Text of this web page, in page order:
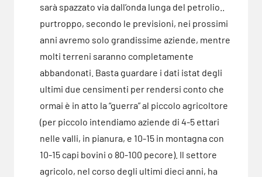
sarà spazzato via dall’onda lunga del petrolio..
purtroppo, secondo le previsioni, nei prossimi
anni avremo solo grandissime aziende, mentre
molti terreni saranno completamente
abbandonati. Basta guardare i dati istat degli
ultimi due censimenti per rendersi conto che
ormai è in atto la “guerra” al piccolo agricoltore
(per piccolo intendiamo aziende di 4-5 ettari
nelle valli, in pianura, e 10-15 in montagna con
10-15 capi bovini o 80-100 pecore). Il settore
agricolo, nel corso degli ultimi dieci anni, ha